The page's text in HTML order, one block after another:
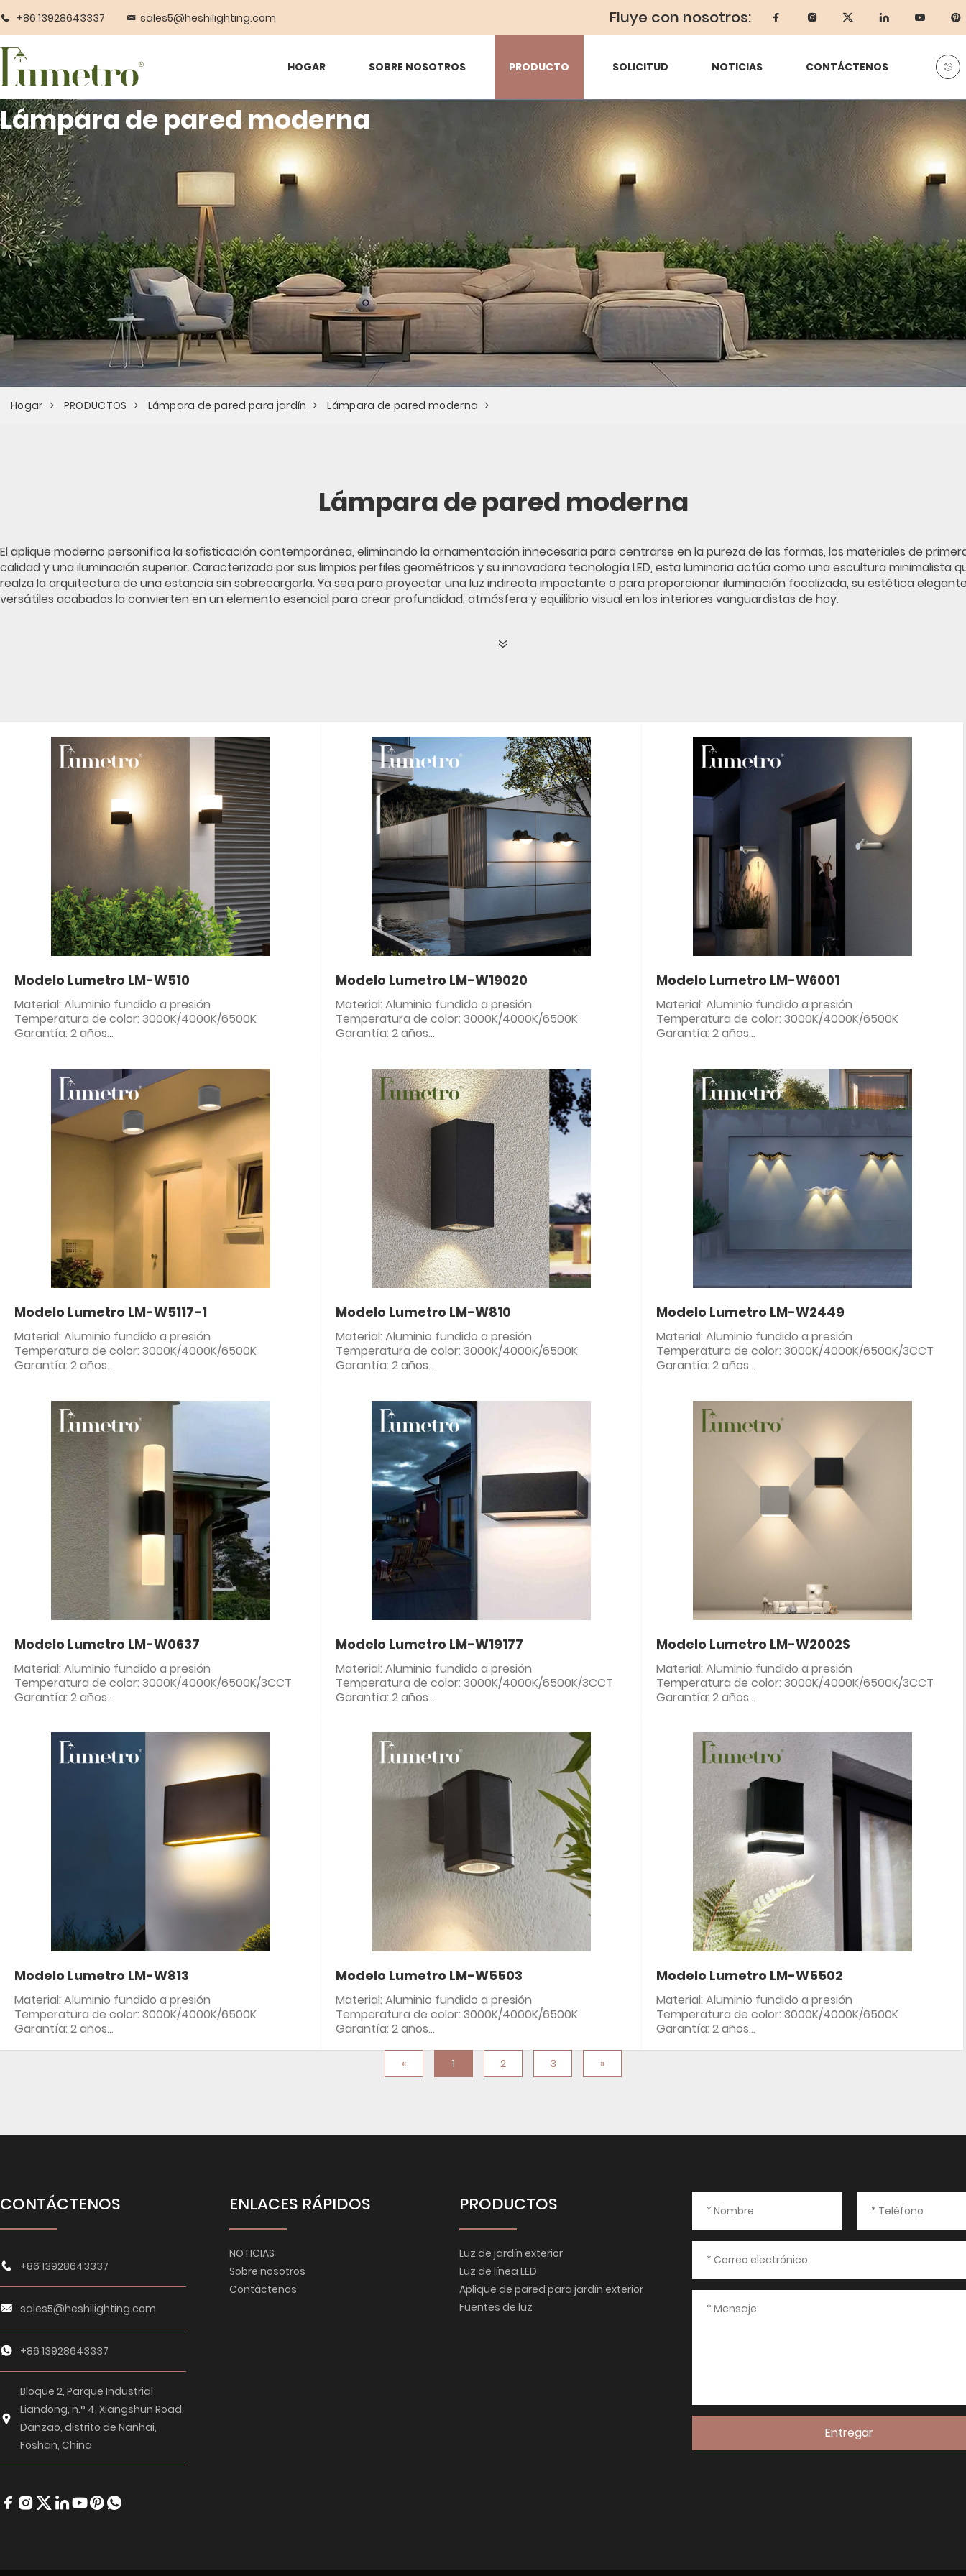
+86 13928643337 sales5@heshilighting.com Fluye con nosotros:
HOGAR SOBRE NOSOTROS PRODUCTO SOLICITUD NOTICIAS CONTÁCTENOS
Lámpara de pared moderna
Hogar PRODUCTOS Lámpara de pared para jardín Lámpara de pared moderna
Lámpara de pared moderna
El aplique moderno personifica la sofisticación contemporánea, eliminando la ornamentación innecesaria para centrarse en la pureza de las formas, los materiales de
calidad y una iluminación superior. Caracterizada por sus limpios perfiles geométricos y su innovadora tecnología LED, esta luminaria actúa como una escultura minimalista
realza la arquitectura de una estancia sin sobrecargarla. Ya sea para proyectar una luz indirecta impactante o para proporcionar iluminación focalizada, su estética
versátiles acabados la convierten en un elemento esencial para crear profundidad, atmósfera y equilibrio visual en los interiores vanguardistas de hoy.
Modelo Lumetro LM-W510
Material: Aluminio fundido a presión
Temperatura de color: 3000K/4000K/6500K
Garantía: 2 años
Modelo Lumetro LM-W19020
Material: Aluminio fundido a presión
Temperatura de color: 3000K/4000K/6500K
Garantía: 2 años
Modelo Lumetro LM-W6001
Material: Aluminio fundido a presión
Temperatura de color: 3000K/4000K/6500K
Garantía: 2 años
Modelo Lumetro LM-W5117-1
Material: Aluminio fundido a presión
Temperatura de color: 3000K/4000K/6500K
Garantía: 2 años
Modelo Lumetro LM-W810
Material: Aluminio fundido a presión
Temperatura de color: 3000K/4000K/6500K
Garantía: 2 años
Modelo Lumetro LM-W2449
Material: Aluminio fundido a presión
Temperatura de color: 3000K/4000K/6500K/3CCT
Garantía: 2 años
Modelo Lumetro LM-W0637
Material: Aluminio fundido a presión
Temperatura de color: 3000K/4000K/6500K/3CCT
Garantía: 2 años
Modelo Lumetro LM-W19177
Material: Aluminio fundido a presión
Temperatura de color: 3000K/4000K/6500K/3CCT
Garantía: 2 años
Modelo Lumetro LM-W2002S
Material: Aluminio fundido a presión
Temperatura de color: 3000K/4000K/6500K/3CCT
Garantía: 2 años
Modelo Lumetro LM-W813
Material: Aluminio fundido a presión
Temperatura de color: 3000K/4000K/6500K
Garantía: 2 años
Modelo Lumetro LM-W5503
Material: Aluminio fundido a presión
Temperatura de color: 3000K/4000K/6500K
Garantía: 2 años
Modelo Lumetro LM-W5502
Material: Aluminio fundido a presión
Temperatura de color: 3000K/4000K/6500K
Garantía: 2 años
« 1 2 3 »
CONTÁCTENOS
+86 13928643337
sales5@heshilighting.com
+86 13928643337
Bloque 2, Parque Industrial
Liandong, n.° 4, Xiangshun Road,
Danzao, distrito de Nanhai,
Foshan, China
ENLACES RÁPIDOS
NOTICIAS
Sobre nosotros
Contáctenos
PRODUCTOS
Luz de jardín exterior
Luz de línea LED
Aplique de pared para jardín exterior
Fuentes de luz
Entregar